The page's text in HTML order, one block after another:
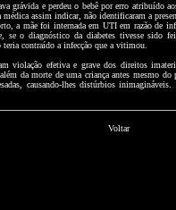
grávida e perdeu o bebê por erro atribuído
médica assim indicar, não identificaram a
a mãe foi internada em UTI em razão de
se o diagnóstico da diabetes tivesse sido
teria contraído a infecção que a vitimou.
violação efetiva e grave dos direitos
da morte de uma criança antes mesmo
causando-lhes distúrbios
Voltar